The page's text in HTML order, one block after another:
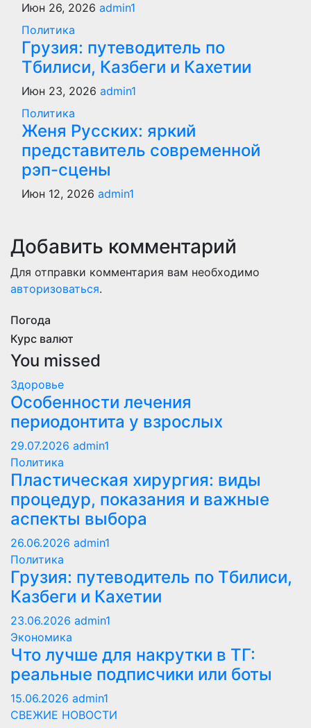
Июн 26, 2026 admin1
Политика
Грузия: путеводитель по
Тбилиси, Казбеги и Кахетии
Июн 23, 2026 admin1
Политика
Женя Русских: яркий
представитель современной
рэп-сцены
Июн 12, 2026 admin1
Добавить комментарий
Для отправки комментария вам необходимо
авторизоваться.
Погода
Курс валют
You missed
Здоровье
Особенности лечения
периодонтита у взрослых
29.07.2026 admin1
Политика
Пластическая хирургия: виды
процедур, показания и важные
аспекты выбора
26.06.2026 admin1
Политика
Грузия: путеводитель по Тбилиси,
Казбеги и Кахетии
23.06.2026 admin1
Экономика
Что лучше для накрутки в ТГ:
реальные подписчики или боты
15.06.2026 admin1
СВЕЖИЕ НОВОСТИ